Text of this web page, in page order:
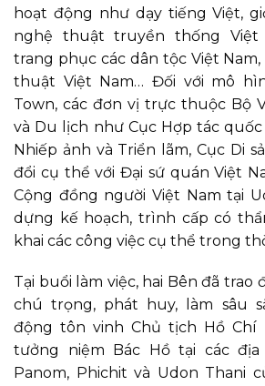
hoạt động như dạy tiếng Việt,
nghệ thuật truyền thống Việt
trang phục các dân tộc Việt
thuật Việt Nam… Đối với mô
Town, các đơn vị trực thuộc Bộ
và Du lịch như Cục Hợp tác
Nhiếp ảnh và Triển lãm, Cục Di
đổi cụ thể với Đại sứ quán Việt
Cộng đồng người Việt Nam tại
dựng kế hoạch, trình cấp có
khai các công việc cụ thể trong
Tại buổi làm việc, hai Bên đã trao
chú trọng, phát huy, làm sâu
động tôn vinh Chủ tịch Hồ Chí
tưởng niệm Bác Hồ tại các địa
Panom, Phichit và Udon Thani